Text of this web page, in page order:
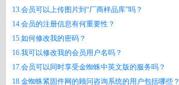
13.会员可以上传图片到“厂商样品库”吗？
14.会员的注册信息有何重要性？
15.如何修改我的密码？
16.我可以修改我的会员用户名吗？
17.会员可以同时享受金蜘蛛中英文版的服务吗？
18.金蜘蛛紧固件网的顾问咨询系统的用户包括哪些？